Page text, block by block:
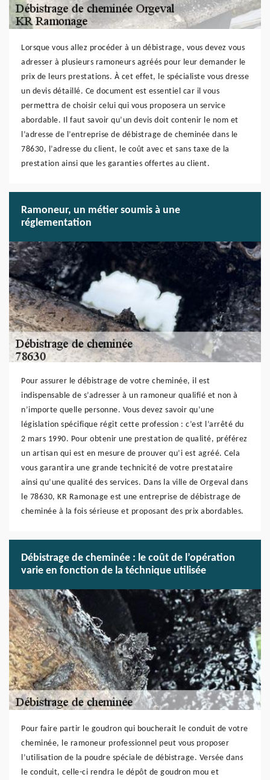
Lorsque vous allez procéder à un débistrage, vous devez vous
adresser à plusieurs ramoneurs agréés pour leur demander le
prix de leurs prestations. À cet effet, le spécialiste vous dresse
un devis détaillé. Ce document est essentiel car il vous
permettra de choisir celui qui vous proposera un service
abordable. Il faut savoir qu’un devis doit contenir le nom et
l’adresse de l’entreprise de débistrage de cheminée dans le
78630, l’adresse du client, le coût avec et sans taxe de la
prestation ainsi que les garanties offertes au client.
Ramoneur, un métier soumis à une
réglementation
Pour assurer le débistrage de votre cheminée, il est
indispensable de s’adresser à un ramoneur qualifié et non à
n’importe quelle personne. Vous devez savoir qu’une
législation spécifique régit cette profession : c’est l’arrêté du
2 mars 1990. Pour obtenir une prestation de qualité, préférez
un artisan qui est en mesure de prouver qu’i est agréé. Cela
vous garantira une grande technicité de votre prestataire
ainsi qu’une qualité des services. Dans la ville de Orgeval dans
le 78630, KR Ramonage est une entreprise de débistrage de
cheminée à la fois sérieuse et proposant des prix abordables.
Débistrage de cheminée : le coût de l’opération
varie en fonction de la téchnique utilisée
Pour faire partir le goudron qui boucherait le conduit de votre
cheminée, le ramoneur professionnel peut vous proposer
l’utilisation de la poudre spéciale de débistrage. Versée dans
le conduit, celle-ci rendra le dépôt de goudron mou et